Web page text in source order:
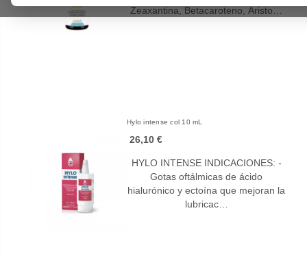
Zeaxantina, Betacaroteno, Aristo…
Hylo intense col 10 mL
26,10 €
HYLO INTENSE INDICACIONES: -
Gotas oftálmicas de ácido
hialurónico y ectoína que mejoran la
lubricac…